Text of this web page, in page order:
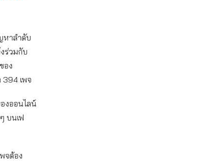
หาลำดับ
ร่วมกับ
อง
394 เพจ
งออนไลน์
บนเฟ
จต้อง